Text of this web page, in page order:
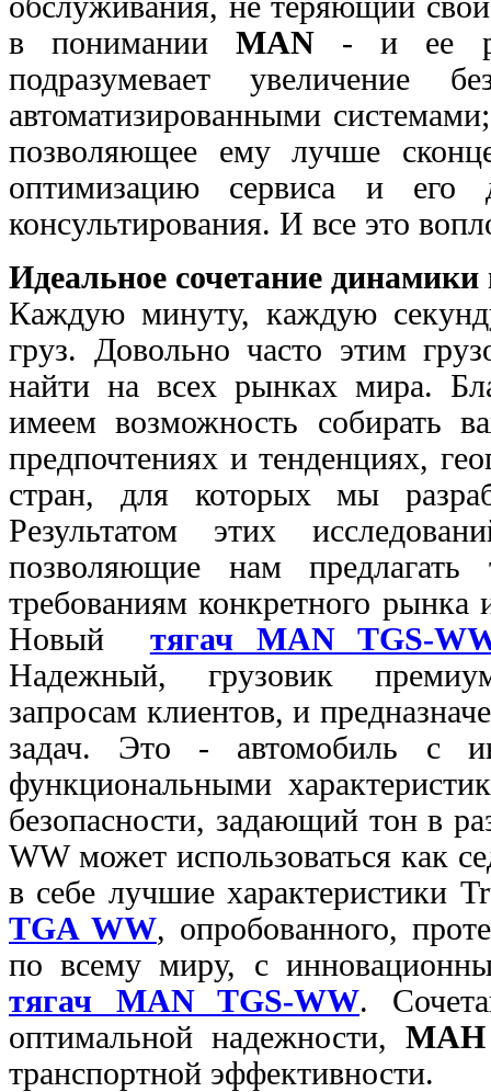
в пониманииМАN - и ее
подразумевает увеличение
автоматизированными
позволяющее ему лучше
оптимизацию сервиса и его
консультирования. И все это
Идеальное сочетание динамики
Каждую минуту, каждую
груз. Довольно часто этим
найти на всех рынках мира.
имеем возможность собирать
предпочтениях и тенденциях,
стран, для которых мы
Результатом этих
позволяющие нам предлагать
требованиям конкретного
Новый тягач MAN TGS-
Надежный, грузовик
запросам клиентов, и
задач. Это - автомобиль с
функциональными
безопасности, задающий тон в
WW может использоваться как
в себе лучшие характеристики
TGA WW, опробованного,
по всему миру, с
тягач MAN TGS-WW.
оптимальной надежности,МАН
транспортной эффективности.